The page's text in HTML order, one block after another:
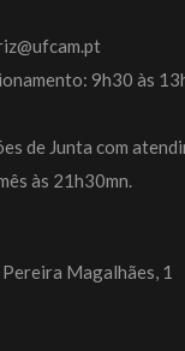
9h30 às
de Junta com
às 21h30mn.
Magalhães, 1